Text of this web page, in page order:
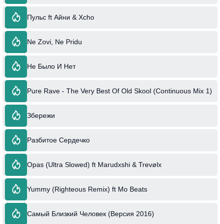
Пульс ft Айни & Xcho
Ne Zovi, Ne Pridu
Не Было И Нет
Pure Rave - The Very Best Of Old Skool (Continuous Mix 1)
Збережи
Разбитое Сердечко
Opas (Ultra Slowed) ft Marudxshi & Trevølx
Yummy (Righteous Remix) ft Mo Beats
Самый Близкий Человек (Версия 2016)